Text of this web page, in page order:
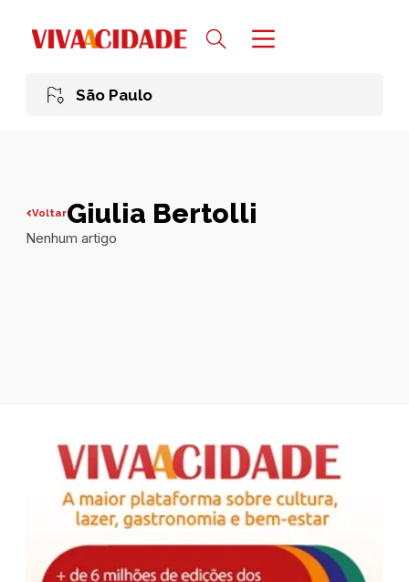
São Paulo
VoltarGiulia Bertolli
Nenhum artigo